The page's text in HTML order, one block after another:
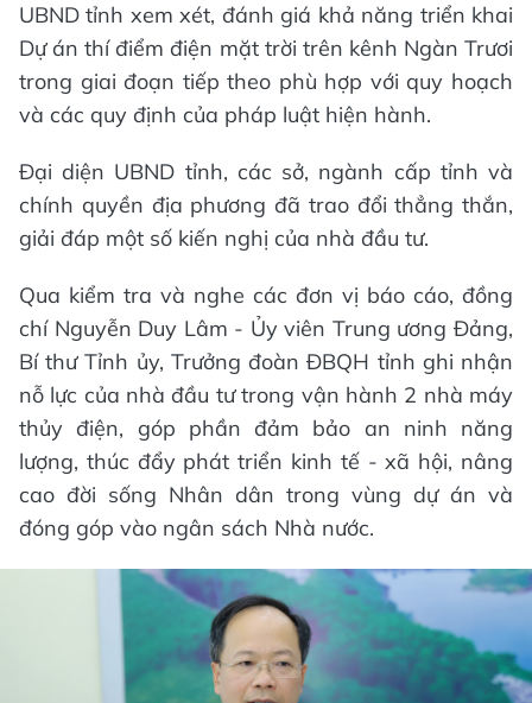
UBND tỉnh xem xét, đánh giá khả năng triển khai
Dự án thí điểm điện mặt trời trên kênh Ngàn Trươi
trong giai đoạn tiếp theo phù hợp với quy hoạch
và các quy định của pháp luật hiện hành.
Đại diện UBND tỉnh, các sở, ngành cấp tỉnh và
chính quyền địa phương đã trao đổi thẳng thắn,
giải đáp một số kiến nghị của nhà đầu tư.
Qua kiểm tra và nghe các đơn vị báo cáo, đồng
chí Nguyễn Duy Lâm - Ủy viên Trung ương Đảng,
Bí thư Tỉnh ủy, Trưởng đoàn ĐBQH tỉnh ghi nhận
nỗ lực của nhà đầu tư trong vận hành 2 nhà máy
thủy điện, góp phần đảm bảo an ninh năng
lượng, thúc đẩy phát triển kinh tế - xã hội, nâng
cao đời sống Nhân dân trong vùng dự án và
đóng góp vào ngân sách Nhà nước.